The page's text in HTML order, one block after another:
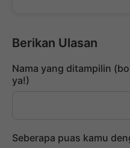
Berikan Ulasan
Nama yang ditampilin
ya!)
Seberapa puas kamu